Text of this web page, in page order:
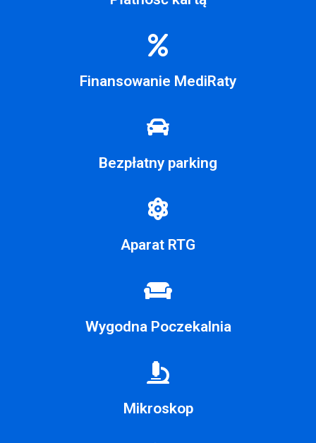
Finansowanie MediRaty
Bezpłatny parking
Aparat RTG
Wygodna Poczekalnia
Mikroskop